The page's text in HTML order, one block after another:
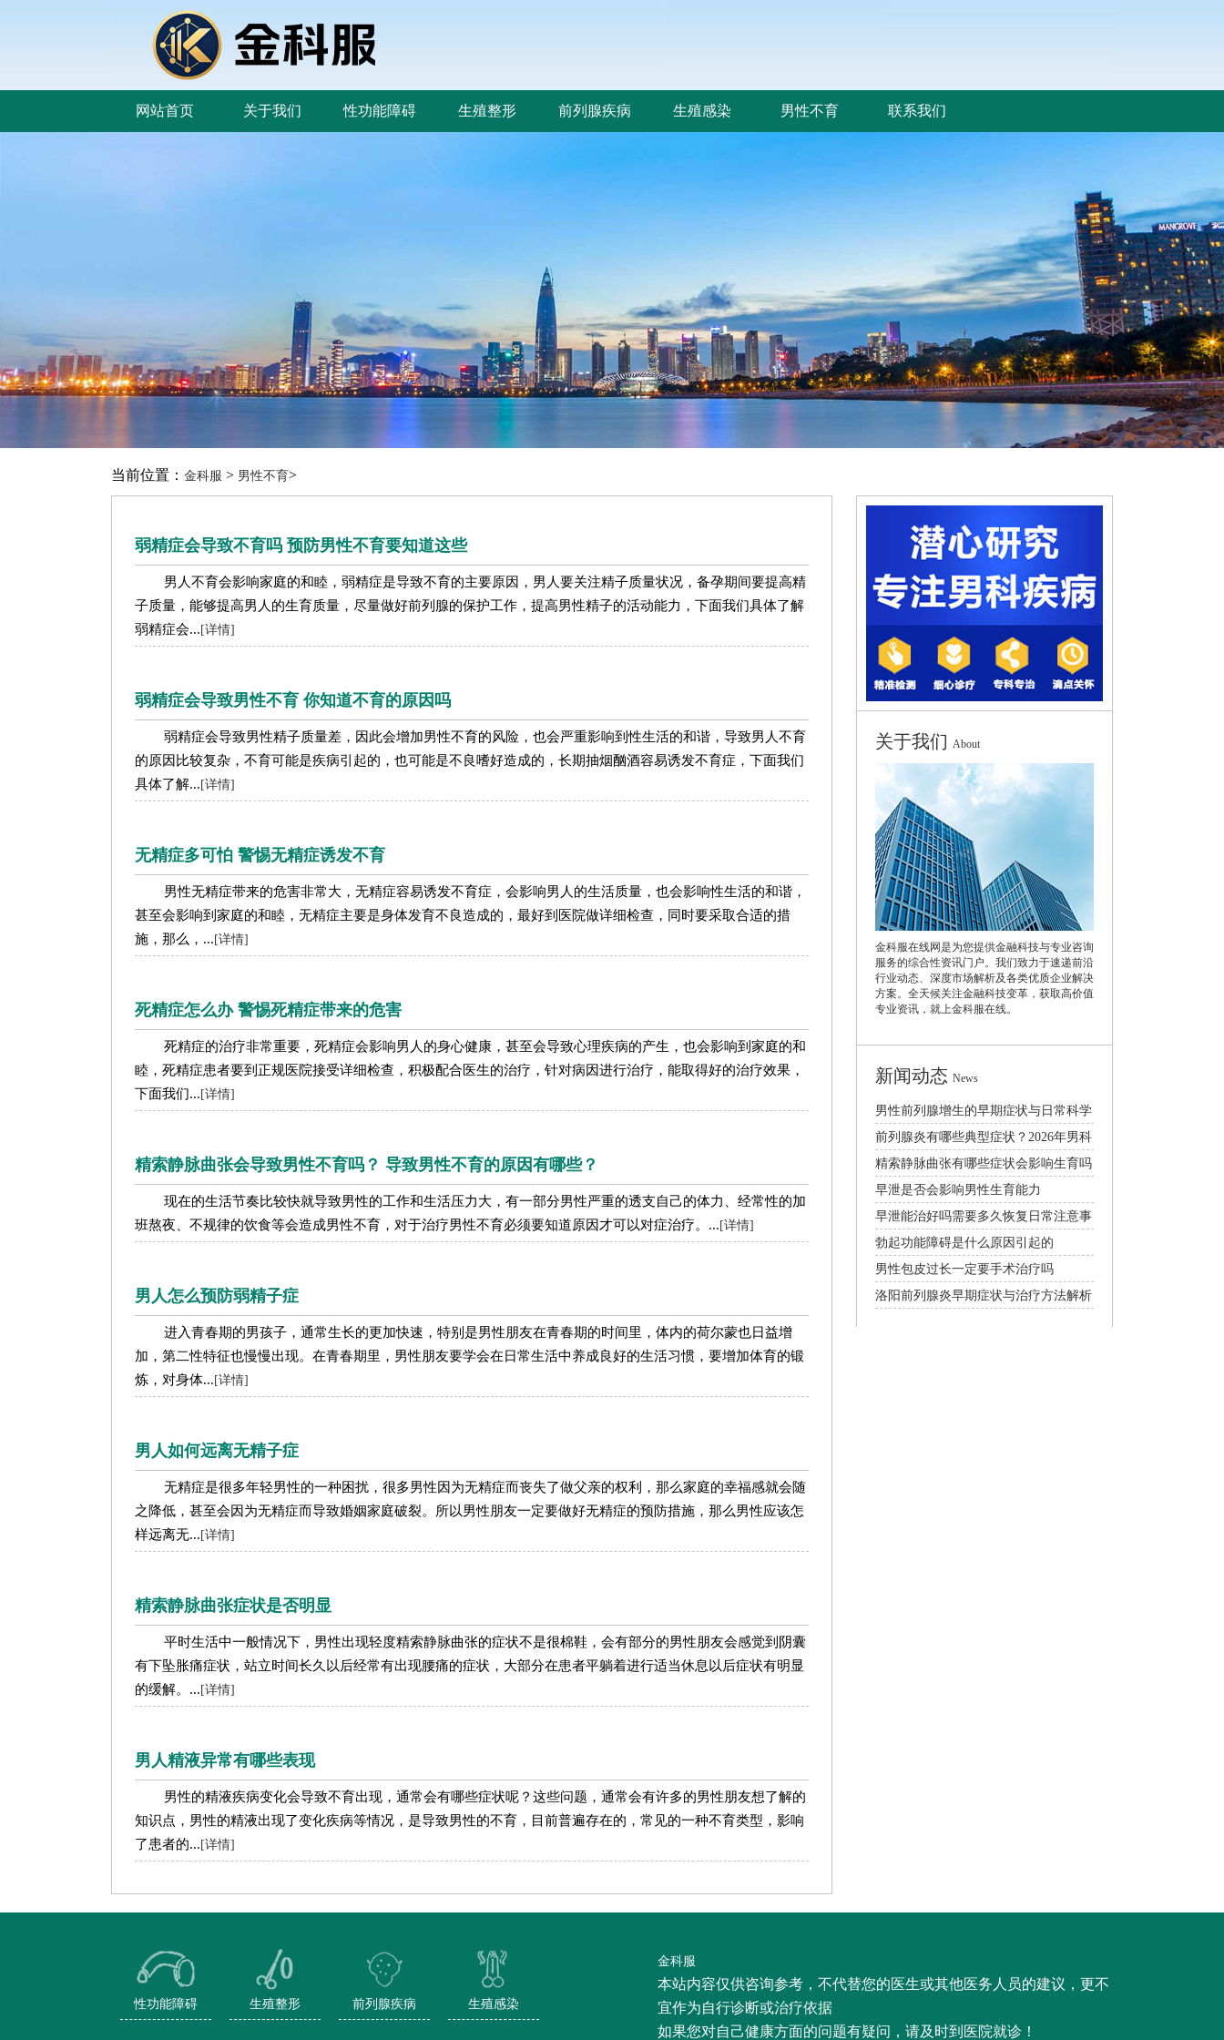
网站首页 关于我们 性功能障碍 生殖整形 前列腺疾病 生殖感染 男性不育 联系我们
当前位置： 金科服 > 男性不育>
弱精症会导致不育吗 预防男性不育要知道这些
男人不育会影响家庭的和睦，弱精症是导致不育的主要原因，男人要关注精子质量状况，备孕期间要提高精
子质量，能够提高男人的生育质量，尽量做好前列腺的保护工作，提高男性精子的活动能力，下面我们具体了解
弱精症会...[详情]
弱精症会导致男性不育 你知道不育的原因吗
弱精症会导致男性精子质量差，因此会增加男性不育的风险，也会严重影响到性生活的和谐，导致男人不育
的原因比较复杂，不育可能是疾病引起的，也可能是不良嗜好造成的，长期抽烟酗酒容易诱发不育症，下面我们
具体了解...[详情]
无精症多可怕 警惕无精症诱发不育
男性无精症带来的危害非常大，无精症容易诱发不育症，会影响男人的生活质量，也会影响性生活的和谐，
甚至会影响到家庭的和睦，无精症主要是身体发育不良造成的，最好到医院做详细检查，同时要采取合适的措
施，那么，...[详情]
死精症怎么办 警惕死精症带来的危害
死精症的治疗非常重要，死精症会影响男人的身心健康，甚至会导致心理疾病的产生，也会影响到家庭的和
睦，死精症患者要到正规医院接受详细检查，积极配合医生的治疗，针对病因进行治疗，能取得好的治疗效果，
下面我们...[详情]
精索静脉曲张会导致男性不育吗？ 导致男性不育的原因有哪些？
现在的生活节奏比较快就导致男性的工作和生活压力大，有一部分男性严重的透支自己的体力、经常性的加
班熬夜、不规律的饮食等会造成男性不育，对于治疗男性不育必须要知道原因才可以对症治疗。...[详情]
男人怎么预防弱精子症
进入青春期的男孩子，通常生长的更加快速，特别是男性朋友在青春期的时间里，体内的荷尔蒙也日益增
加，第二性特征也慢慢出现。在青春期里，男性朋友要学会在日常生活中养成良好的生活习惯，要增加体育的锻
炼，对身体...[详情]
男人如何远离无精子症
无精症是很多年轻男性的一种困扰，很多男性因为无精症而丧失了做父亲的权利，那么家庭的幸福感就会随
之降低，甚至会因为无精症而导致婚姻家庭破裂。所以男性朋友一定要做好无精症的预防措施，那么男性应该怎
样远离无...[详情]
精索静脉曲张症状是否明显
平时生活中一般情况下，男性出现轻度精索静脉曲张的症状不是很棉鞋，会有部分的男性朋友会感觉到阴囊
有下坠胀痛症状，站立时间长久以后经常有出现腰痛的症状，大部分在患者平躺着进行适当休息以后症状有明显
的缓解。...[详情]
男人精液异常有哪些表现
男性的精液疾病变化会导致不育出现，通常会有哪些症状呢？这些问题，通常会有许多的男性朋友想了解的
知识点，男性的精液出现了变化疾病等情况，是导致男性的不育，目前普遍存在的，常见的一种不育类型，影响
了患者的...[详情]
关于我们 About
金科服在线网是为您提供金融科技与专业咨询
服务的综合性资讯门户。我们致力于速递前沿
行业动态、深度市场解析及各类优质企业解决
方案。全天候关注金融科技变革，获取高价值
专业资讯，就上金科服在线。
新闻动态 News
男性前列腺增生的早期症状与日常科学
预防治疗方法
前列腺炎有哪些典型症状？2026年男科
规范诊疗与日常护理指南
精索静脉曲张有哪些症状会影响生育吗
怎么治疗比较好
早泄是否会影响男性生育能力
早泄能治好吗需要多久恢复日常注意事
项详解
勃起功能障碍是什么原因引起的
男性包皮过长一定要手术治疗吗
洛阳前列腺炎早期症状与治疗方法解析
性功能障碍 生殖整形 前列腺疾病 生殖感染
金科服
本站内容仅供咨询参考，不代替您的医生或其他医务人员的建议，更不
宜作为自行诊断或治疗依据
如果您对自己健康方面的问题有疑问，请及时到医院就诊！